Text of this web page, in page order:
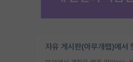
자유 게시판(아무개랩)에서